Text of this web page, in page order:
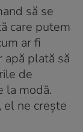
să se
care putem
ar fi
apă plată să
de
la modă.
el ne crește